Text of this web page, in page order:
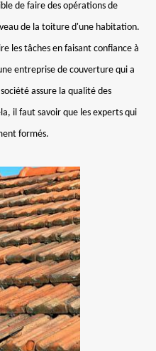
de faire des opérations de
de la toiture d'une habitation.
les tâches en faisant confiance à
entreprise de couverture qui a
assure la qualité des
il faut savoir que les experts qui
formés.